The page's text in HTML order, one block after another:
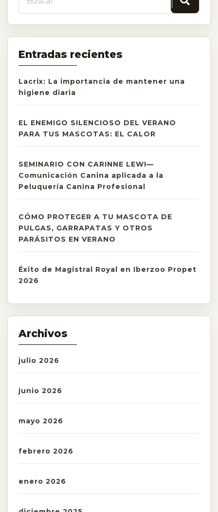
Entradas recientes
Lacrix: La importancia de mantener una
higiene diaria
EL ENEMIGO SILENCIOSO DEL VERANO
PARA TUS MASCOTAS: EL CALOR
SEMINARIO CON CARINNE LEWI—
Comunicación Canina aplicada a la
Peluquería Canina Profesional
CÓMO PROTEGER A TU MASCOTA DE
PULGAS, GARRAPATAS Y OTROS
PARÁSITOS EN VERANO
Éxito de Magistral Royal en Iberzoo Propet
2026
Archivos
julio 2026
junio 2026
mayo 2026
febrero 2026
enero 2026